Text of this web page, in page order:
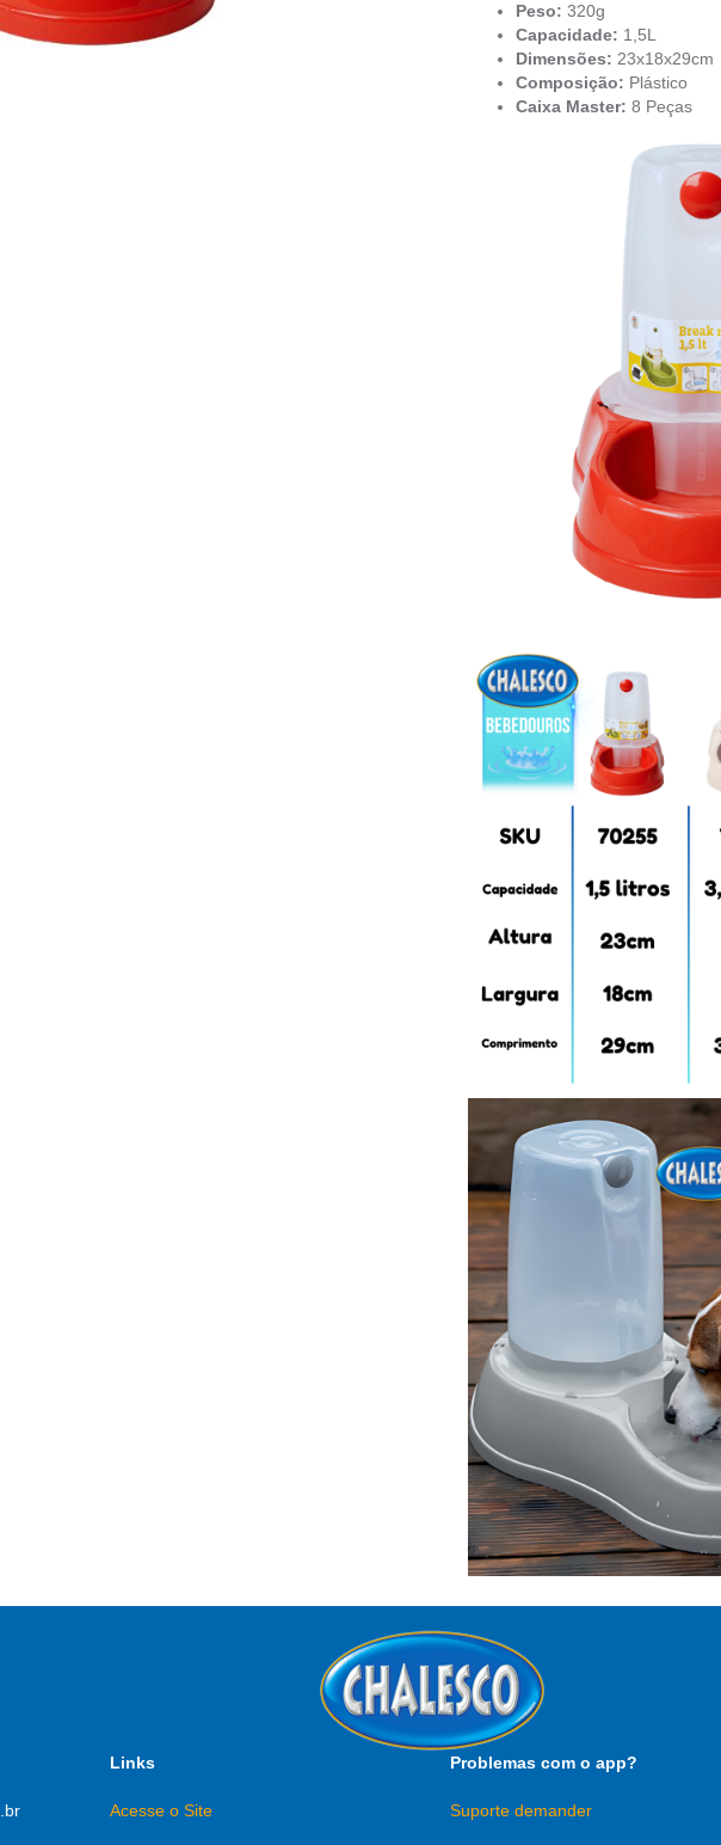
Peso: 320g
Capacidade: 1,5L
Dimensões: 23x18x29cm
Composição: Plástico
Caixa Master: 8 Peças
Links
Acesse o Site
Problemas com o app?
Suporte demander